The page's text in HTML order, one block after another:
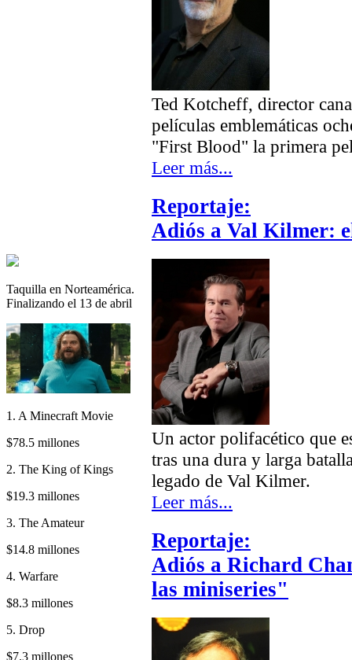
Taquilla en Norteamérica.
Finalizando el 13 de abril
1. A Minecraft Movie
$78.5 millones
2. The King of Kings
$19.3 millones
3. The Amateur
$14.8 millones
4. Warfare
$8.3 millones
5. Drop
$7.3 millones
Ted Kotcheff, director
películas emblemáticas
"First Blood" la primera
Leer más...
Reportaje:
Adiós a Val Kilmer:
Un actor polifacético que
tras una dura y larga
legado de Val Kilmer.
Leer más...
Reportaje:
Adiós a Richard
las miniseries"